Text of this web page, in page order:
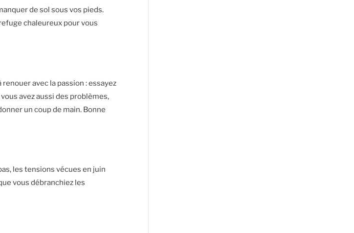
de sol sous vos pieds.
chaleureux pour vous
avec la passion : essayez
avez aussi des problèmes,
un coup de main. Bonne
les tensions vécues en juin
vous débranchiez les